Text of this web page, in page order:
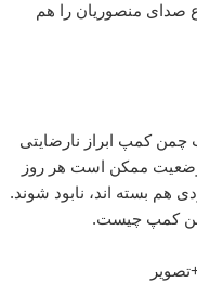
صدای منصوریان را هم
کمپ ابراز نارضایتی
وضعیت ممکن است هر روز
هم بسته اند، نابود شوند.
چمن کمپ چیست.